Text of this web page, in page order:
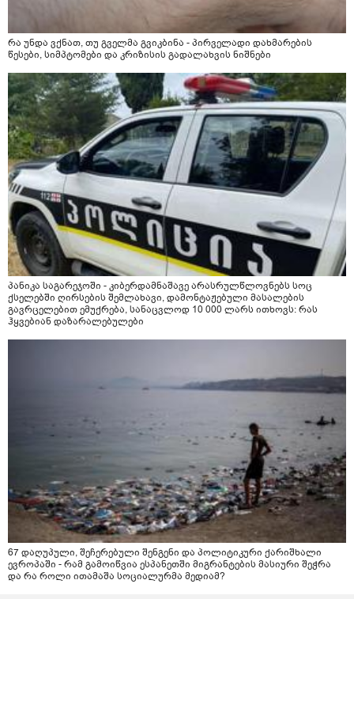
რა უნდა ვქნათ, თუ გველმა გვიკბინა - პირველადი დახმარების
წესები, სიმპტომები და კრიზისის გადალახვის ნიშნები
პანიკა საგარეჯოში - კიბერდამნაშავე არასრულწლოვნებს სოც
ქსელებში ღირსების შემლახავი, დამონტაჟებული მასალების
გავრცელებით ემუქრება, სანაცვლოდ 10 000 ლარს ითხოვს: რას
ჰყვებიან დაზარალებულები
67 დაღუპული, შეჩერებული შენგენი და პოლიტიკური ქარიშხალი
ევროპაში - რამ გამოიწვია ესპანეთში მიგრანტების მასიური შეჭრა
და რა როლი ითამაშა სოციალურმა მედიამ?